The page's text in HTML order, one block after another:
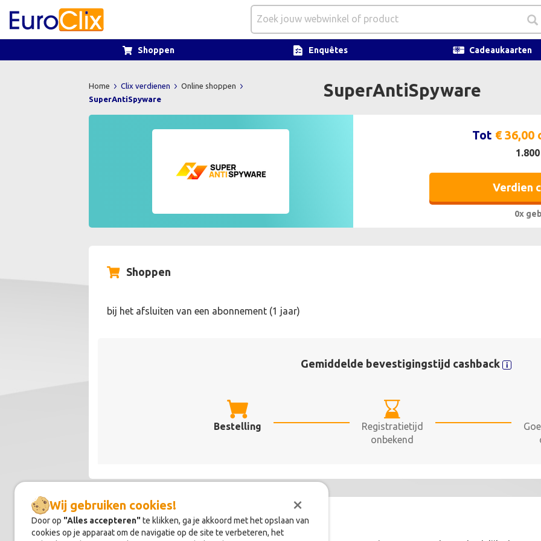
Shoppen Enquêtes Cadeaukaarten
×
Wij gebruiken cookies!
Door op "Alles accepteren"te klikken, ga je akkoord met het opslaan van
cookies op je apparaat om de navigatie op de site te verbeteren, het
Home Clix verdienen
Online shoppen
SuperAntiSpyware
SuperAntiSpyware
Tot € 36,00
Verdien
0x
Shoppen
bij het afsluiten van een abonnement (1 jaar)
Gemiddelde bevestigingstijd cashback
Bestelling
Registratietijd
onbekend
OverSuperAntiSpyware